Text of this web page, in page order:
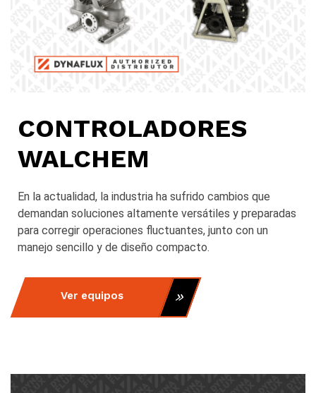
CONTROLADORES
WALCHEM
En la actualidad, la industria ha sufrido cambios que
demandan soluciones altamente versátiles y preparadas
para corregir operaciones fluctuantes, junto con un
manejo sencillo y de diseño compacto.
Ver equipos